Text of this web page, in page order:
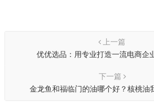
上一篇
优优选品：用专业打造一流电商企
下一篇
金龙鱼和福临门的油哪个好？核桃油